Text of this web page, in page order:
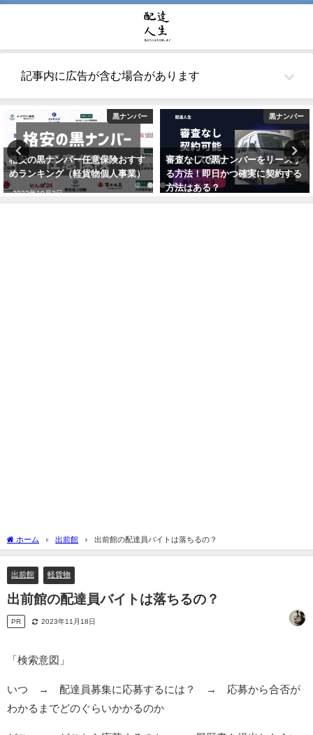
記事内に広告が含む場合があります
黒ナンバー
格安の黒ナンバー任意保険おすす
めランキング（軽貨物個人事業）
2022年10月2日
黒ナンバー
審査なしで黒ナンバーをリースす
る方法！即日かつ確実に契約する
方法はある？
ホーム 出前館 出前館の配達員バイトは落ちるの？
出前館 軽貨物
出前館の配達員バイトは落ちるの？
PR 2023年11月18日
「検索意図」
いつ → 配達員募集に応募するには？ → 応募から合否が
わかるまでどのぐらいかかるのか